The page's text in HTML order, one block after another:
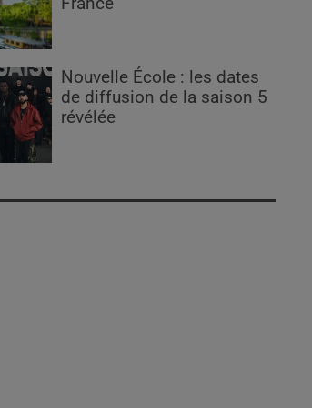
Nouvelle École : les dates
de diffusion de la saison 5
révélée